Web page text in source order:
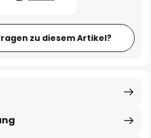
zu diesem Artikel?